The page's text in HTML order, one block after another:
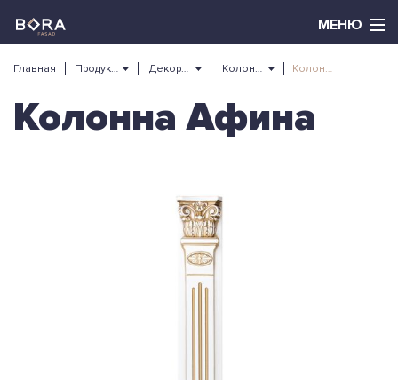
Главная Продукция Декоративные элементы
Колонны и опоры Колонна Афина
Колонна Афина